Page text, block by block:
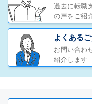
過去に転職
の声をご紹
よくある
お問い合わ
紹介します